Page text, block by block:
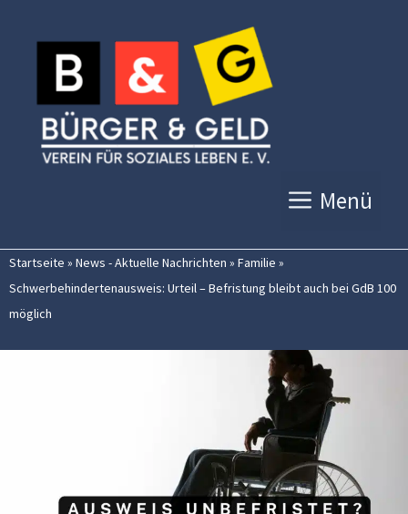
Inhalt
springen
Menü
Startseite » News - Aktuelle Nachrichten » Familie »
Schwerbehindertenausweis: Urteil – Befristung bleibt auch bei GdB 100
möglich